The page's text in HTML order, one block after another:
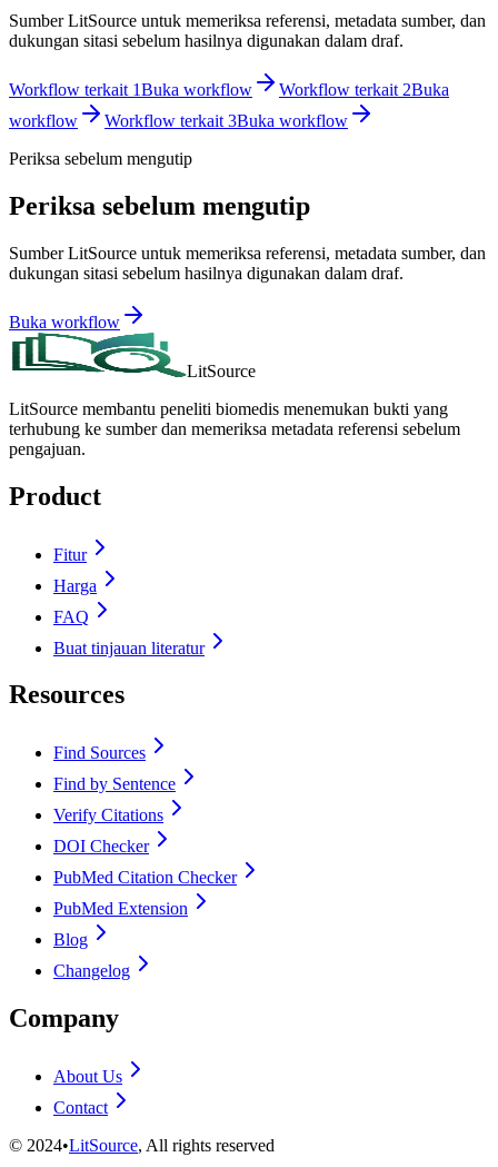
Sumber LitSource untuk memeriksa referensi, metadata sumber, dan
dukungan sitasi sebelum hasilnya digunakan dalam draf.
Workflow terkait 1Buka workflow Workflow terkait 2Buka
workflow
Workflow terkait 3Buka workflow
Periksa sebelum mengutip
Periksa sebelum mengutip
Sumber LitSource untuk memeriksa referensi, metadata sumber, dan
dukungan sitasi sebelum hasilnya digunakan dalam draf.
Buka workflow
LitSource
LitSource membantu peneliti biomedis menemukan bukti yang
terhubung ke sumber dan memeriksa metadata referensi sebelum
pengajuan.
Product
Fitur
Harga
FAQ
Buat tinjauan literatur
Resources
Find Sources
Find by Sentence
Verify Citations
DOI Checker
PubMed Citation Checker
PubMed Extension
Blog
Changelog
Company
About Us
Contact
© 2024•LitSource, All rights reserved